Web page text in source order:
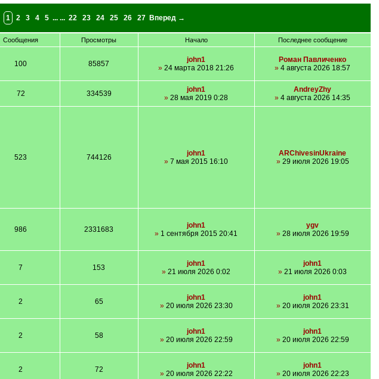
1 2 3 4 5 ... ... 22 23 24 25 26 27 Вперед →
Сообщения Просмотры Начало Последнее сообщение
100 85857
john1
» 24 марта 2018 21:26
Роман Павличенко
» 4 августа 2026 18:57
72 334539
john1
» 28 мая 2019 0:28
AndreyZhy
» 4 августа 2026 14:35
523 744126
john1
» 7 мая 2015 16:10
ARChivesinUkraine
»29 июля 2026 19:05
986 2331683
john1
» 1 сентября 2015 20:41
ygv
»28 июля 2026 19:59
7 153
john1
» 21 июля 2026 0:02
john1
» 21 июля 2026 0:03
2 65
john1
»20 июля 2026 23:30
john1
»20 июля 2026 23:31
2 58
john1
»20 июля 2026 22:59
john1
»20 июля 2026 22:59
2 72
john1
»20 июля 2026 22:22
john1
»20 июля 2026 22:23